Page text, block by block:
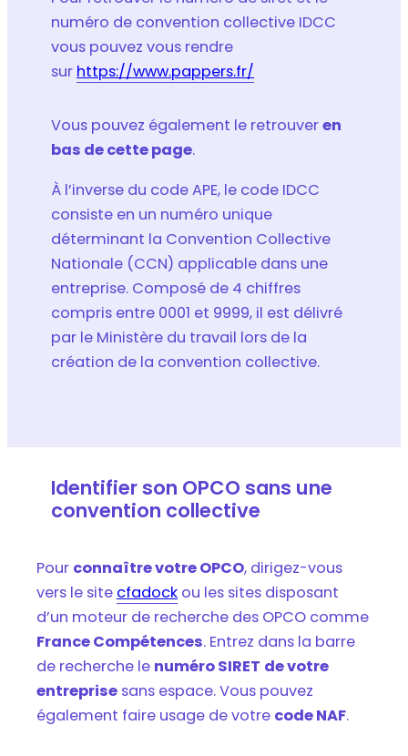
numéro de convention collective IDCC
vous pouvez vous rendre
sur https://www.pappers.fr/
Vous pouvez également le retrouveren
bas de cette page.
À l’inverse du code APE, le code IDCC
consiste en un numéro unique
déterminant la Convention Collective
Nationale (CCN) applicable dans une
entreprise. Composé de 4 chiffres
compris entre 0001 et 9999, il est délivré
par le Ministère du travail lors de la
création de la convention collective.
Identifier son OPCO sans une
convention collective
Pour connaître votre OPCO, dirigez-vous
vers le site cfadock ou les sites disposant
d’un moteur de recherche des OPCO comme
France Compétences. Entrez dans la barre
de recherche le numéro SIRET de votre
entreprise sans espace. Vous pouvez
également faire usage de votre code NAF.